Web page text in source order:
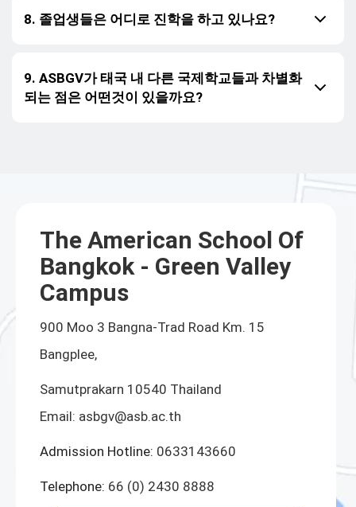
8. 졸업생들은 어디로 진학을 하고 있나요?
9. ASBGV가 태국 내 다른 국제학교들과 차별화
되는 점은 어떤것이 있을까요?
The American School Of
Bangkok - Green Valley
Campus
900 Moo 3 Bangna-Trad Road Km. 15
Bangplee,
Samutprakarn 10540 Thailand
Email: asbgv@asb.ac.th
Admission Hotline: 0633143660
Telephone: 66 (0) 2430 8888